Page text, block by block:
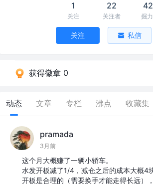
1
关注
22
关注者 掘
关注 私信
获得徽章 0
动态 文章 专栏 沸点 收藏集
pramada
3月前
这个月大概赚了一辆小轿车。
水发开板减了1/4，减仓之后的成本大概4
开板是合理的（需要换手才能走得长远）